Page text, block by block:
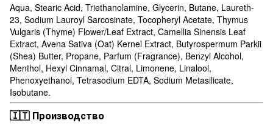
Aqua, Stearic Acid, Triethanolamine, Glycerin, Butane, Laureth-
23, Sodium Lauroyl Sarcosinate, Tocopheryl Acetate, Thymus
Vulgaris (Thyme) Flower/Leaf Extract, Camellia Sinensis Leaf
Extract, Avena Sativa (Oat) Kernel Extract, Butyrospermum Parkii
(Shea) Butter, Propane, Parfum (Fragrance), Benzyl Alcohol,
Menthol, Hexyl Cinnamal, Citral, Limonene, Linalool,
Phenoxyethanol, Tetrasodium EDTA, Sodium Metasilicate,
Isobutane.
🇮🇹 Производство